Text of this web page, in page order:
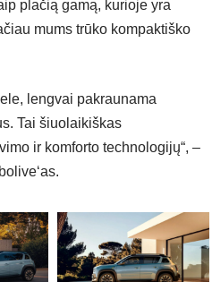
plačią gamą, kurioje yra
mums trūko kompaktiško
lengvai pakraunama
Tai šiuolaikiškas
ir komforto technologijų“, –